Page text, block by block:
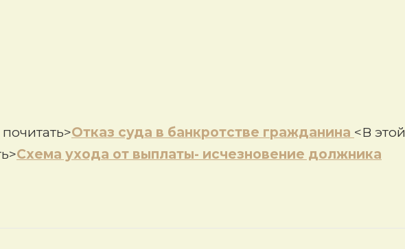
Отказ суда в банкротстве гражданина <В этой
Схема ухода от выплаты- исчезновение должника